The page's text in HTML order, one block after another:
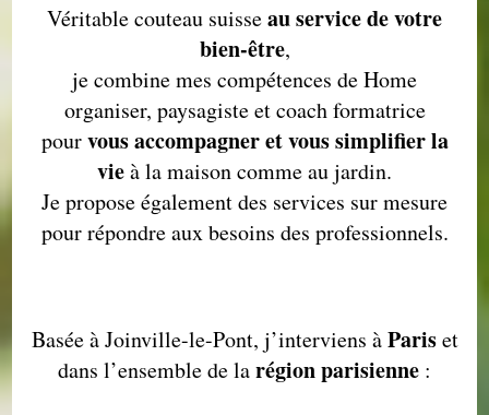
Véritable couteau suisseau service de votre
bien-être,
je combine mes compétences de Home
organiser, paysagiste et coach formatrice
pourvous accompagner et vous simplifier la
vieà la maison comme au jardin.
Je propose également des services sur mesure
pour répondre aux besoins des professionnels.
Basée à Joinville-le-Pont, j’interviens àPariset
dans l’ensemble de larégion parisienne :